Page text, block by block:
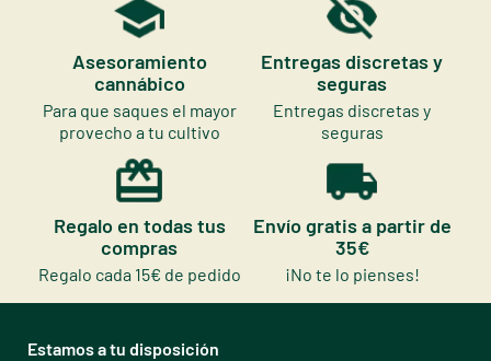
Asesoramiento
cannábico
Para que saques el mayor
provecho a tu cultivo
Entregas discretas y
seguras
Entregas discretas y
seguras
Regalo en todas tus
compras
Regalo cada 15€ de pedido
Envío gratis a partir de
35€
¡No te lo pienses!
Estamos a tu disposición